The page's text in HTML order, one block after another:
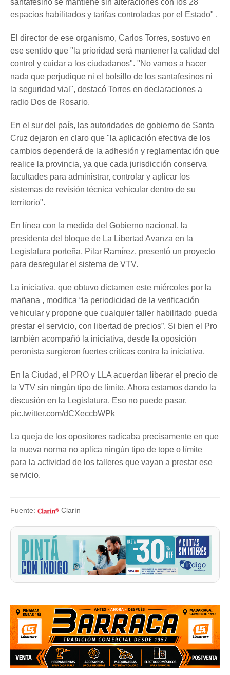
espacios habilitados y tarifas controladas por el Estado" .
El director de ese organismo, Carlos Torres, sostuvo en
ese sentido que "la prioridad será mantener la calidad del
control y cuidar a los ciudadanos". "No vamos a hacer
nada que perjudique ni el bolsillo de los santafesinos ni
la seguridad vial", destacó Torres en declaraciones a
radio Dos de Rosario.
En el sur del país, las autoridades de gobierno de Santa
Cruz dejaron en claro que "la aplicación efectiva de los
cambios dependerá de la adhesión y reglamentación que
realice la provincia, ya que cada jurisdicción conserva
facultades para administrar, controlar y aplicar los
sistemas de revisión técnica vehicular dentro de su
territorio".
En línea con la medida del Gobierno nacional, la
presidenta del bloque de La Libertad Avanza en la
Legislatura porteña, Pilar Ramírez, presentó un proyecto
para desregular el sistema de VTV.
La iniciativa, que obtuvo dictamen este miércoles por la
mañana , modifica “la periodicidad de la verificación
vehicular y propone que cualquier taller habilitado pueda
prestar el servicio, con libertad de precios”. Si bien el Pro
también acompañó la iniciativa, desde la oposición
peronista surgieron fuertes críticas contra la iniciativa.
En la Ciudad, el PRO y LLA acuerdan liberar el precio de
la VTV sin ningún tipo de límite. Ahora estamos dando la
discusión en la Legislatura. Eso no puede pasar.
pic.twitter.com/dCXeccbWPk
La queja de los opositores radicaba precisamente en que
la nueva norma no aplica ningún tipo de tope o límite
para la actividad de los talleres que vayan a prestar ese
servicio.
Fuente: Clarín